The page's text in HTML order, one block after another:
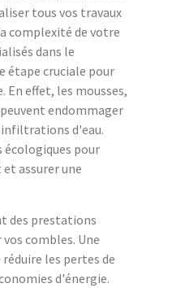
tous vos travaux
complexité de votre
dans le
étape cruciale pour
effet, les mousses,
endommager
d'eau.
écologiques pour
assurer une
des prestations
combles. Une
les pertes de
d'énergie.